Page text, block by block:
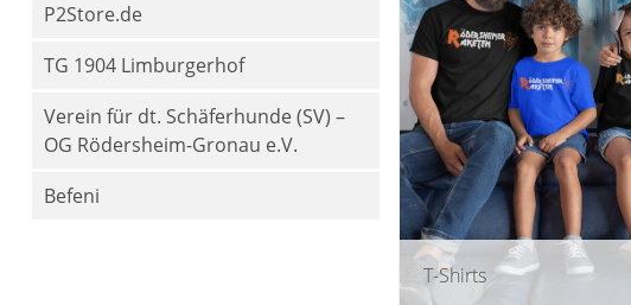
P2Store.de
TG 1904 Limburgerhof
Verein für dt. Schäferhunde (SV) –
OG Rödersheim-Gronau e.V.
Befeni
T-Shirts